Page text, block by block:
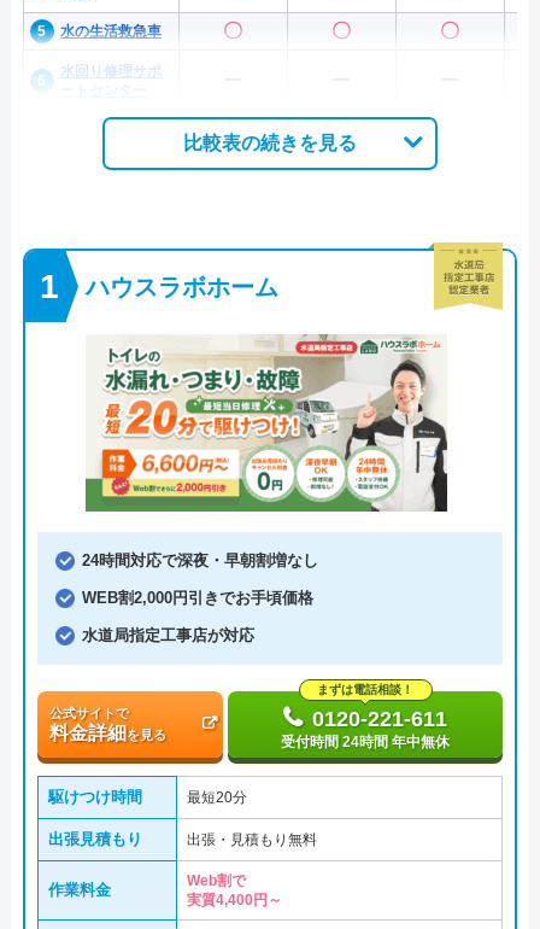
水の生活救急車 〇 〇 〇
水回り修理サポ
比較表の続きを見る
ハウスラボホーム
24時間対応で深夜・早朝割増なし
WEB割2,000円引きでお手頃価格
水道局指定工事店が対応
公式サイトで
料金詳細を見る
まずは電話相談！
0120-221-611
受付時間 24時間 年中無休
駆けつけ時間 最短20分
出張見積もり 出張・見積もり無料
作業料金
Web割で
実質4,400円～